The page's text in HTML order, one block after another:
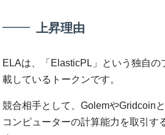
上昇理由
ELAは、「ElasticPL」という独自の
載しているトークンです。
競合相手として、GolemやGridcoin
コンピューターの計算能力を取引す